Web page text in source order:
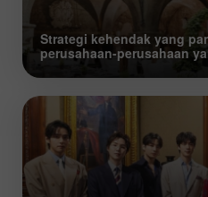
Strategi kehendak yang
perusahaan-perusahaan